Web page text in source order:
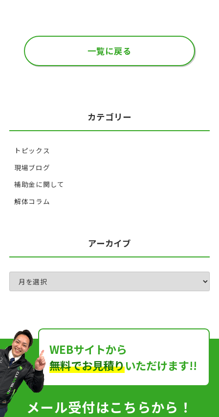
一覧に戻る
カテゴリー
トピックス
現場ブログ
補助金に関して
解体コラム
アーカイブ
WEBサイトから
無料でお見積りいただけます!!
メール受付はこちらから！